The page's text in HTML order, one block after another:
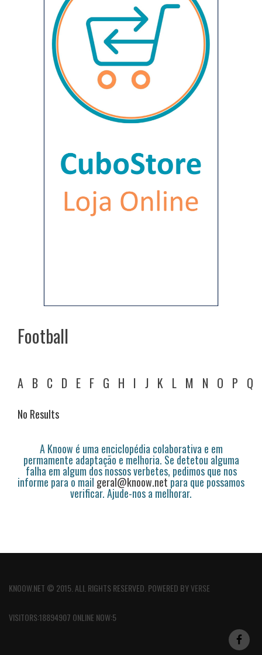
Football
A B C D E F G H I J K L M N O P Q
No Results
A Knoow é uma enciclopédia colaborativa e em
permamente adaptação e melhoria. Se detetou alguma
falha em algum dos nossos verbetes, pedimos que nos
informe para o mail geral@knoow.netpara que possamos
verificar. Ajude-nos a melhorar.
KNOOW.NET © 2015. ALL RIGHTS RESERVED. POWERED BYVERSE
VISITORS:18894907 ONLINE NOW:5